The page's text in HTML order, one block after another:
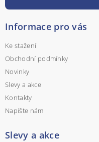
Informace pro vás
Ke stažení
Obchodní podmínky
Novinky
Slevy a akce
Kontakty
Napište nám
Slevy a akce